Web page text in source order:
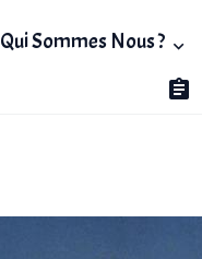
Qui Sommes Nous ?